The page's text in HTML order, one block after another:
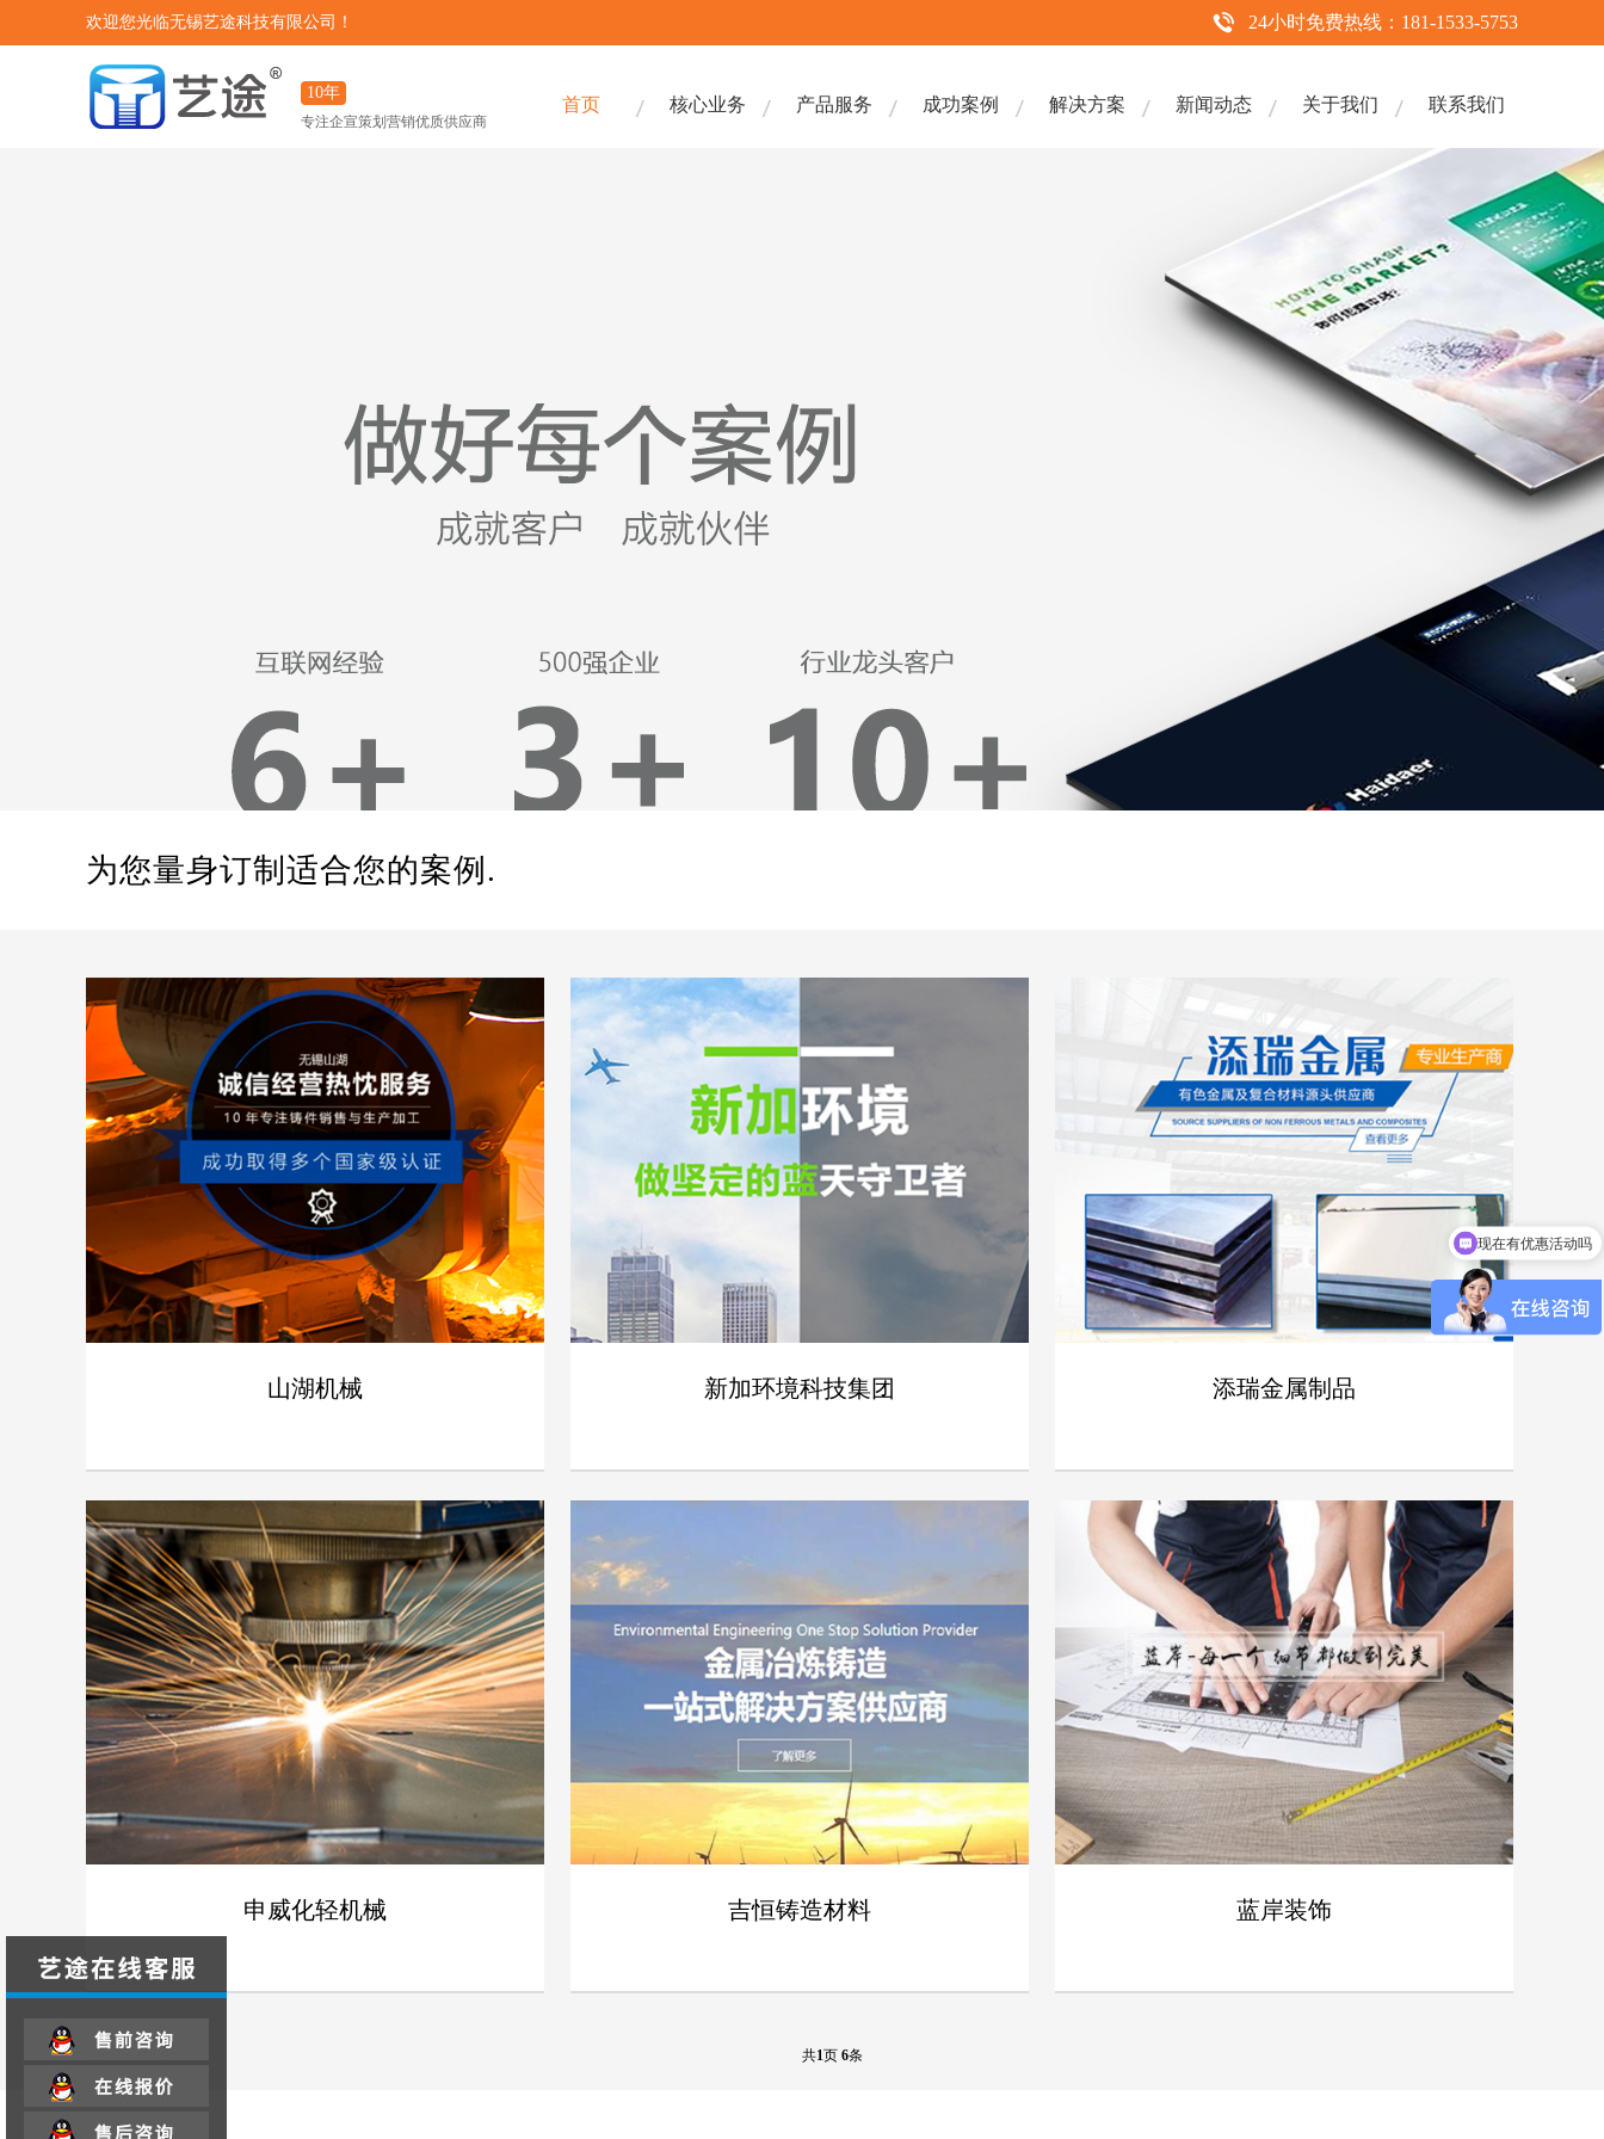
欢迎您光临无锡艺途科技有限公司！ 24小时免费热线：181-1533-5753
10年
专注企宣策划营销优质供应商
首页 核心业务 产品服务 成功案例 解决方案 新闻动态 关于我们 联系我们
为您量身订制适合您的案例.
案例
山湖机械
案例
新加环境科技集团
案例
添瑞金属制品
申威化轻机械 吉恒铸造材料 蓝岸装饰
共1页 6条
现在有优惠活动吗